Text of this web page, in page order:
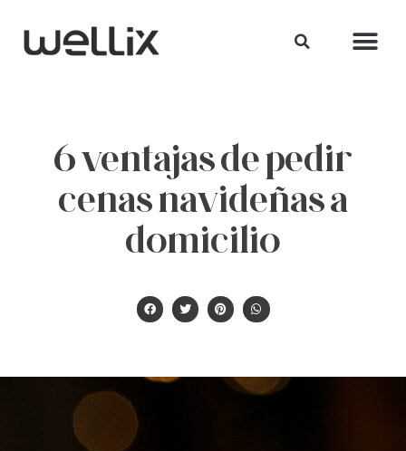
6 ventajas de pedir
cenas navideñas a
domicilio